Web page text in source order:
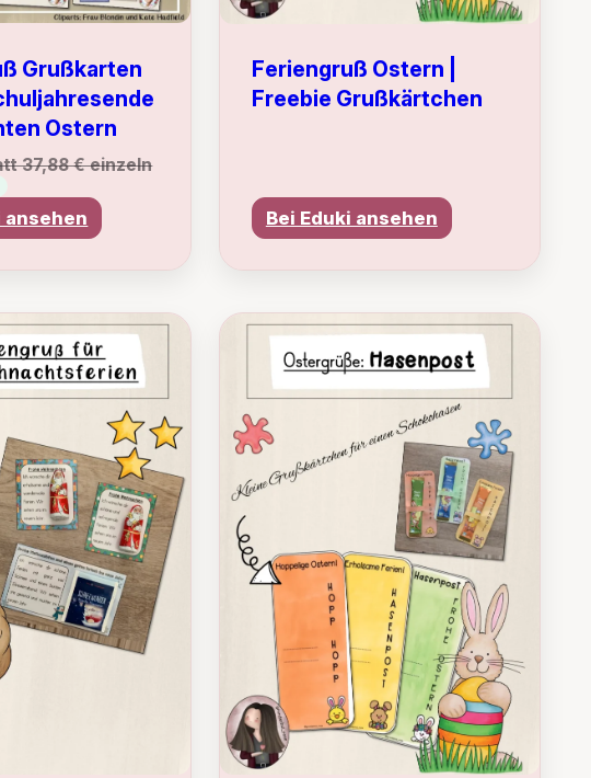
Grußkarten
Ostern
37,88 € einzeln
ansehen
Feriengruß Ostern |
Freebie Grußkärtchen
Bei Eduki ansehen